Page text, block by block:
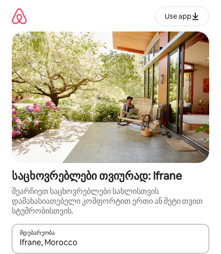
გადასვლა
Use app
საცხოვრებლები თვიურად: Ifrane
შეარჩიეთ საცხოვრებლები სახლისთვის
დამახასიათებელი კომფორტით ერთი ან მეტი თვით
სტუმრობისთვის.
მდებარეობა
როცა შედეგები ხელმისაწვდომი გახდება, ნავიგაციისთვის